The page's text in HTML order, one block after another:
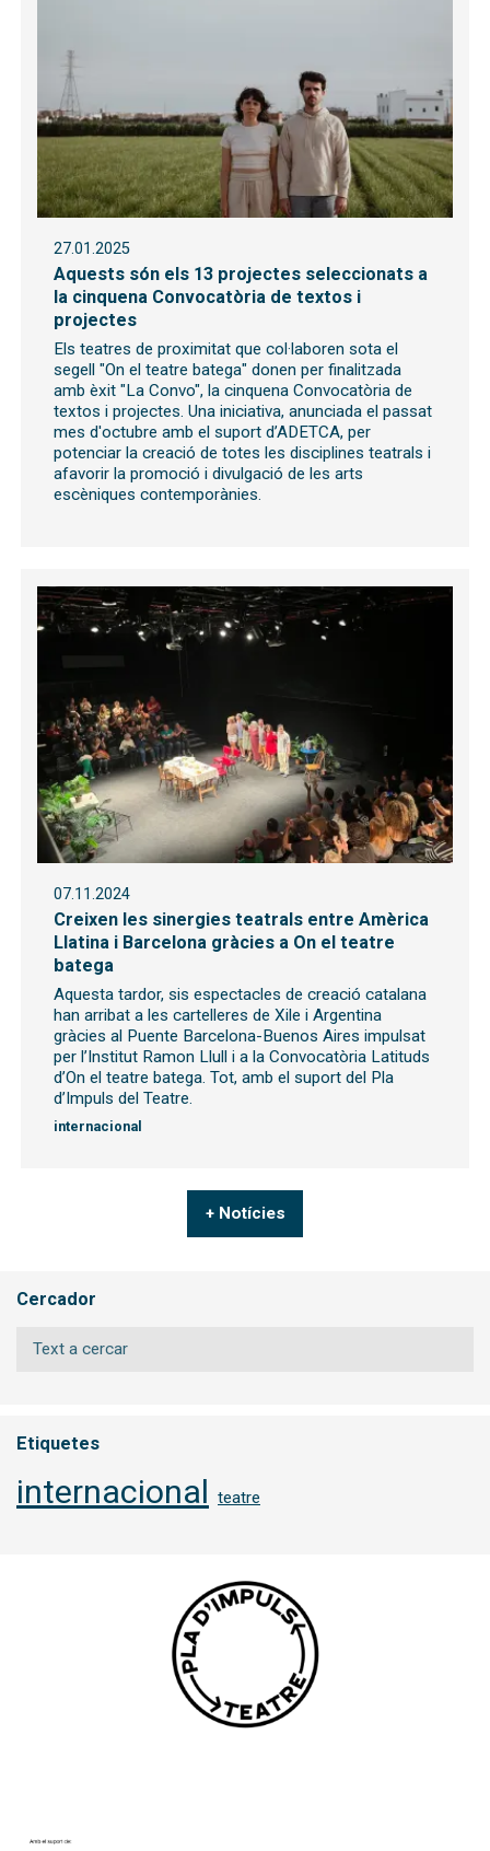
27.01.2025
Aquests són els 13 projectes seleccionats a
la cinquena Convocatòria de textos i
projectes
Els teatres de proximitat que col·laboren sota el
segell "On el teatre batega" donen per finalitzada
amb èxit "La Convo", la cinquena Convocatòria de
textos i projectes. Una iniciativa, anunciada el passat
mes d'octubre amb el suport d’ADETCA, per
potenciar la creació de totes les disciplines teatrals i
afavorir la promoció i divulgació de les arts
escèniques contemporànies.
07.11.2024
Creixen les sinergies teatrals entre Amèrica
Llatina i Barcelona gràcies a On el teatre
batega
Aquesta tardor, sis espectacles de creació catalana
han arribat a les cartelleres de Xile i Argentina
gràcies al Puente Barcelona-Buenos Aires impulsat
per l’Institut Ramon Llull i a la Convocatòria Latituds
d’On el teatre batega. Tot, amb el suport del Pla
d’Impuls del Teatre.
internacional
+ Notícies
Cercador
Etiquetes
internacional teatre